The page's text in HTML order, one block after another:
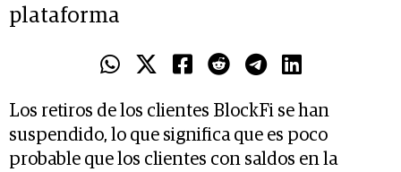
plataforma
Los retiros de los clientes BlockFi se han
suspendido, lo que significa que es poco
probable que los clientes con saldos en la